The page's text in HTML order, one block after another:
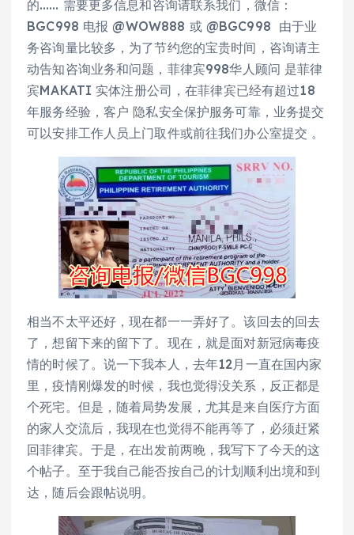
的…… 需要更多信息和咨询请联系我们，微信：
BGC998 电报 @WOW888 或 @BGC998 由于业
务咨询量比较多，为了节约您的宝贵时间，咨询请主
动告知咨询业务和问题，菲律宾998华人顾问 是菲律
宾MAKATI 实体注册公司，在菲律宾已经有超过18
年服务经验，客户 隐私安全保护服务可靠，业务提交
可以安排工作人员上门取件或前往我们办公室提交 。
相当不太平还好，现在都一一弄好了。该回去的回去
了，想留下来的留下了。现在，就是面对新冠病毒疫
情的时候了。说一下我本人，去年12月一直在国内家
里，疫情刚爆发的时候，我也觉得没关系，反正都是
个死宅。但是，随着局势发展，尤其是来自医疗方面
的家人交流后，我现在也觉得不能再等了，必须赶紧
回菲律宾。于是，在出发前两晚，我写下了今天的这
个帖子。至于我自己能否按自己的计划顺利出境和到
达，随后会跟帖说明。